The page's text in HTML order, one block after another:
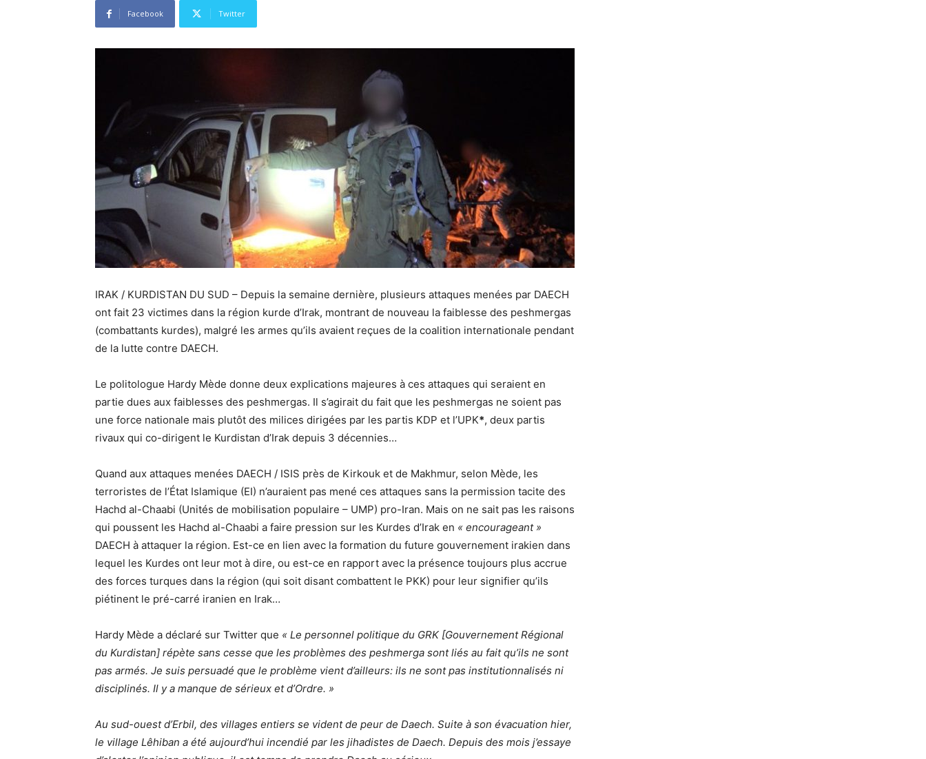
Facebook Twitter
IRAK / KURDISTAN DU SUD – Depuis la semaine dernière, plusieurs attaques menées par DAECH
ont fait 23 victimes dans la région kurde d’Irak, montrant de nouveau la faiblesse des peshmergas
(combattants kurdes), malgré les armes qu’ils avaient reçues de la coalition internationale pendant
de la lutte contre DAECH.
Le politologue Hardy Mède donne deux explications majeures à ces attaques qui seraient en
partie dues aux faiblesses des peshmergas. Il s’agirait du fait que les peshmergas ne soient pas
une force nationale mais plutôt des milices dirigées par les partis KDP et l’UPK*, deux partis
rivaux qui co-dirigent le Kurdistan d’Irak depuis 3 décennies…
Quand aux attaques menées DAECH / ISIS près de Kirkouk et de Makhmur, selon Mède, les
terroristes de l’État Islamique (EI) n’auraient pas mené ces attaques sans la permission tacite des
Hachd al-Chaabi (Unités de mobilisation populaire – UMP) pro-Iran. Mais on ne sait pas les raisons
qui poussent les Hachd al-Chaabi a faire pression sur les Kurdes d’Irak en « encourageant »
DAECH à attaquer la région. Est-ce en lien avec la formation du future gouvernement irakien dans
lequel les Kurdes ont leur mot à dire, ou est-ce en rapport avec la présence toujours plus accrue
des forces turques dans la région (qui soit disant combattent le PKK) pour leur signifier qu’ils
piétinent le pré-carré iranien en Irak…
Hardy Mède a déclaré sur Twitter que « Le personnel politique du GRK [Gouvernement Régional
du Kurdistan] répète sans cesse que les problèmes des peshmerga sont liés au fait qu’ils ne sont
pas armés. Je suis persuadé que le problème vient d’ailleurs: ils ne sont pas institutionnalisés ni
disciplinés. Il y a manque de sérieux et d’Ordre. »
Au sud-ouest d’Erbil, des villages entiers se vident de peur de Daech. Suite à son évacuation hier,
le village Lêhiban a été aujourd’hui incendié par les jihadistes de Daech. Depuis des mois j’essaye